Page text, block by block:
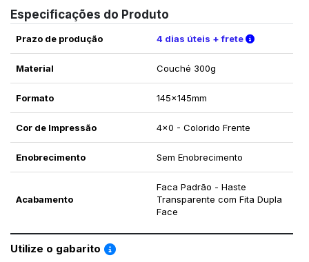
Especificações do Produto
Prazo de produção 4 dias úteis + frete Verifique
Material Couché 300g
Formato 145x145mm
Cor de Impressão 4x0 - Colorido Frente
Enobrecimento Sem Enobrecimento
Acabamento
Faca Padrão - Haste
Transparente com Fita Dupla
Face
Utilize o gabarito Saiba como utilizar os nossos gabaritos